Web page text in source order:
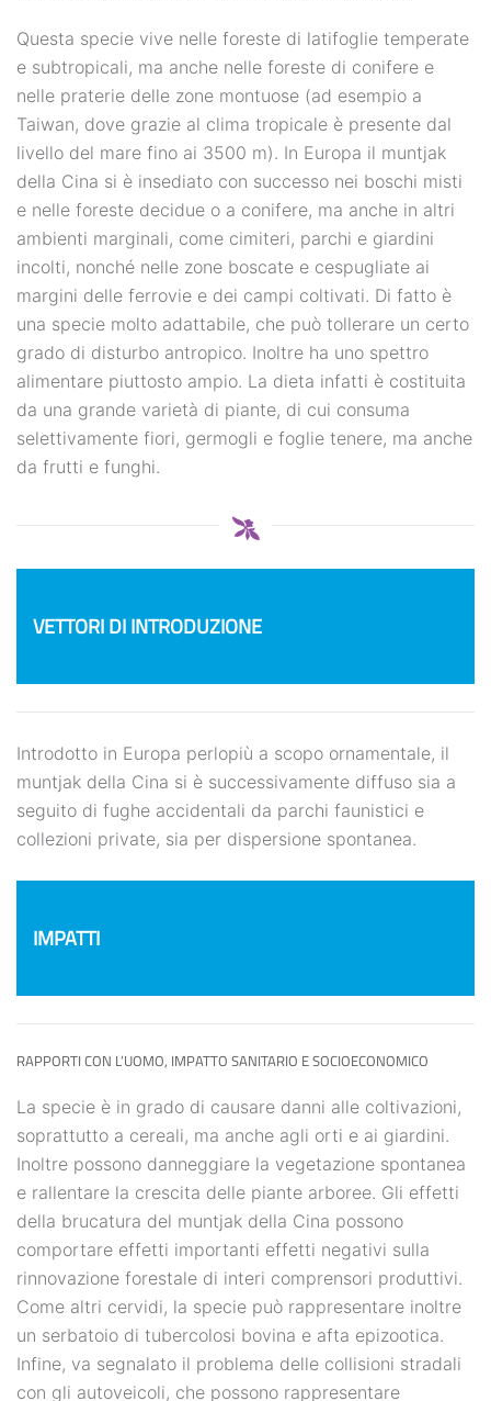
Questa specie vive nelle foreste di latifoglie temperate
e subtropicali, ma anche nelle foreste di conifere e
nelle praterie delle zone montuose (ad esempio a
Taiwan, dove grazie al clima tropicale è presente dal
livello del mare fino ai 3500 m). In Europa il muntjak
della Cina si è insediato con successo nei boschi misti
e nelle foreste decidue o a conifere, ma anche in altri
ambienti marginali, come cimiteri, parchi e giardini
incolti, nonché nelle zone boscate e cespugliate ai
margini delle ferrovie e dei campi coltivati. Di fatto è
una specie molto adattabile, che può tollerare un certo
grado di disturbo antropico. Inoltre ha uno spettro
alimentare piuttosto ampio. La dieta infatti è costituita
da una grande varietà di piante, di cui consuma
selettivamente fiori, germogli e foglie tenere, ma anche
da frutti e funghi.
VETTORI DI INTRODUZIONE
Introdotto in Europa perlopiù a scopo ornamentale, il
muntjak della Cina si è successivamente diffuso sia a
seguito di fughe accidentali da parchi faunistici e
collezioni private, sia per dispersione spontanea.
IMPATTI
RAPPORTI CON L’UOMO, IMPATTO SANITARIO E SOCIOECONOMICO
La specie è in grado di causare danni alle coltivazioni,
soprattutto a cereali, ma anche agli orti e ai giardini.
Inoltre possono danneggiare la vegetazione spontanea
e rallentare la crescita delle piante arboree. Gli effetti
della brucatura del muntjak della Cina possono
comportare effetti importanti effetti negativi sulla
rinnovazione forestale di interi comprensori produttivi.
Come altri cervidi, la specie può rappresentare inoltre
un serbatoio di tubercolosi bovina e afta epizootica.
Infine, va segnalato il problema delle collisioni stradali
con gli autoveicoli, che possono rappresentare